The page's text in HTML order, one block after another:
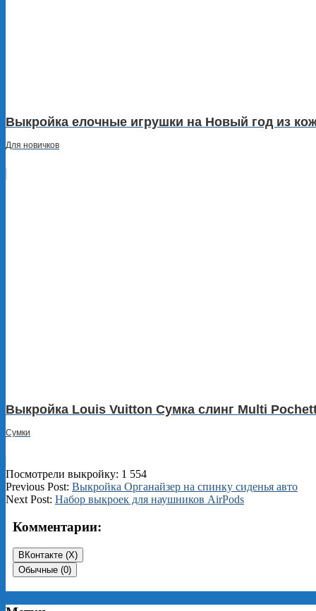
Выкройка елочные игрушки на Новый год из
Для новичков
Выкройка Louis Vuitton Сумка слинг Multi
Сумки
Посмотрели выкройку: 1 554
2025-
10-
Previous Post: Выкройка Органайзер на спинку сиденья авто
Next Post: Набор выкроек для наушников AirPods
Комментарии:
ВКонтакте (X)
Обычные (0)